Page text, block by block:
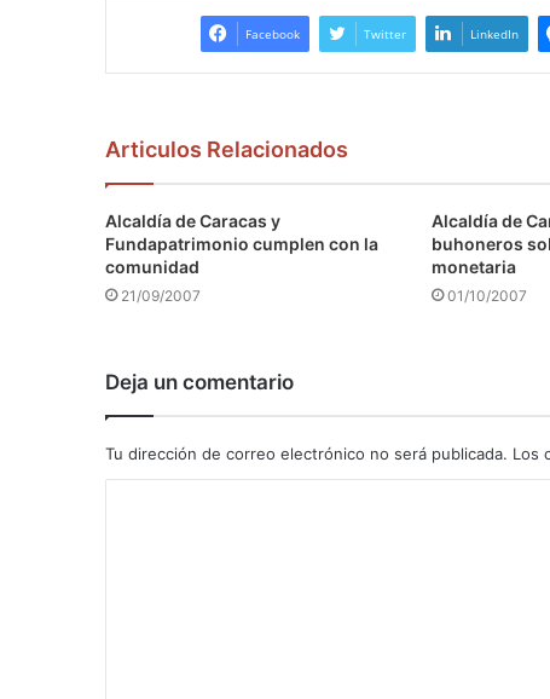
Facebook Twitter LinkedIn
Articulos Relacionados
Alcaldía de Caracas y
Fundapatrimonio cumplen con la
comunidad
21/09/2007
Alcaldía de
buhoneros
monetaria
01/10/2007
Deja un comentario
Tu dirección de correo electrónico no será publicada. Los